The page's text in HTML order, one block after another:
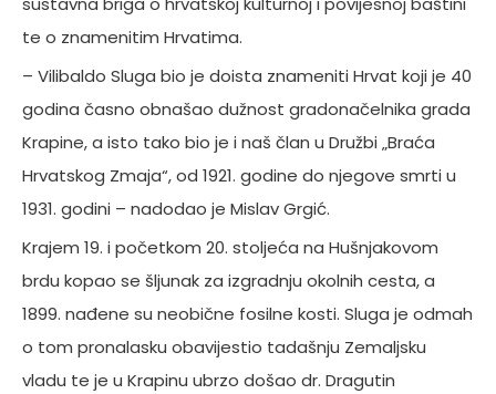
te o znamenitim Hrvatima.
– Vilibaldo Sluga bio je doista znameniti Hrvat koji je 40
godina časno obnašao dužnost gradonačelnika grada
Krapine, a isto tako bio je i naš član u Družbi „Braća
Hrvatskog Zmaja“, od 1921. godine do njegove smrti u
1931. godini – nadodao je Mislav Grgić.
Krajem 19. i početkom 20. stoljeća na Hušnjakovom
brdu kopao se šljunak za izgradnju okolnih cesta, a
1899. nađene su neobične fosilne kosti. Sluga je odmah
o tom pronalasku obavijestio tadašnju Zemaljsku
vladu te je u Krapinu ubrzo došao dr. Dragutin